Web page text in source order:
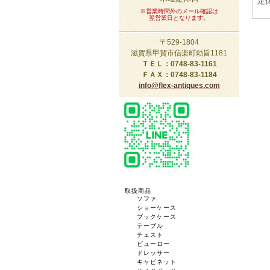
※営業時間外のメール確認は
翌営業日となります。
〒529-1804
滋賀県甲賀市信楽町勅旨1181
ＴＥＬ：0748-83-1161
ＦＡＸ：0748-83-1184
info@flex-antiques.com
取扱商品
ソファ
ショーケース
ブックケース
テーブル
チェスト
ビューロー
ドレッサー
キャビネット